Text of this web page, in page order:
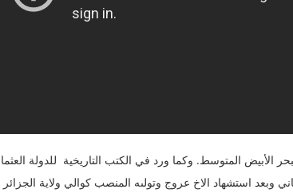
الأبيض المتوسط. وكما ورد في الكتب التاريخية للدولة